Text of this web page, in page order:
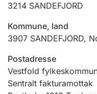
Ektepaktveileder
Offentlig sektor
3214 SANDEFJORD
Kommune, land
3907 SANDEFJORD,
Postadresse
Vestfold
Sentralt fakturamottak